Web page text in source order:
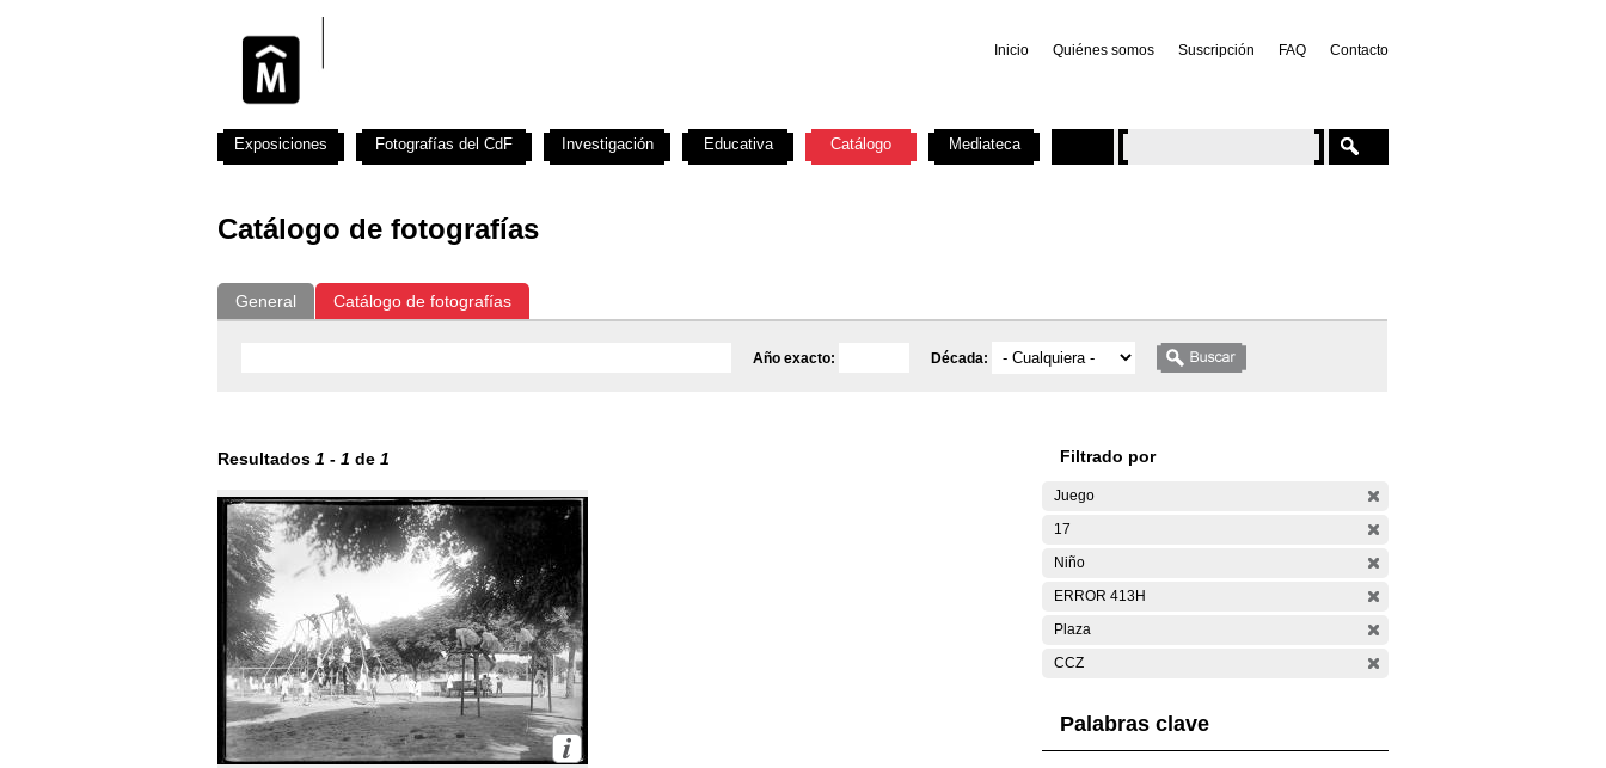
Inicio Quiénes somos Suscripción FAQ Contacto
Catálogo de fotografías
General Catálogo de fotografías
Año exacto: Década:
Resultados 1 - 1 de 1 Filtrado por
Juego
17
Niño
ERROR 413H
Plaza
CCZ
Palabras clave
Exposiciones Fotografías del CdF Investigación Educativa Catálogo Mediateca